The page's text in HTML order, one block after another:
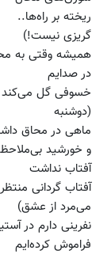
ریخته بر راه‌ها..
گریزی نیست!)
همیشه وقتی به
در صدایم
خسوفی گل می‌کند
(دوشنبه
ماهی در محاق
و خورشید
آفتاب نداشت
آفتاب گردانی منتظر
می‌مرد از عشق)
نفرینی دارم در
فراموش کرده‌ایم